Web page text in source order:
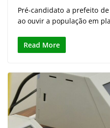
Pré-candidato a prefeito
ao ouvir a população em
Read More